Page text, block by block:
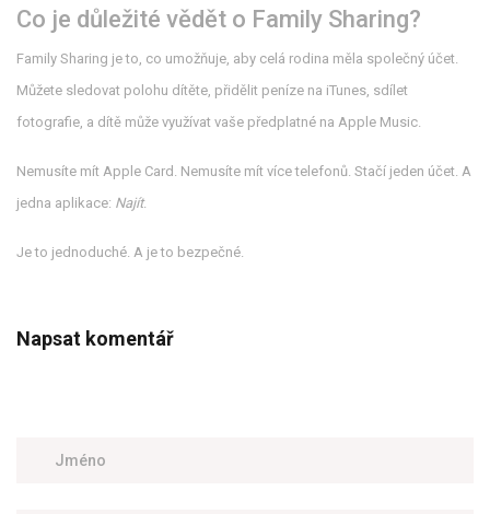
Co je důležité vědět o Family Sharing?
Family Sharing je to, co umožňuje, aby celá rodina měla společný účet.
Můžete sledovat polohu dítěte, přidělit peníze na iTunes, sdílet
fotografie, a dítě může využívat vaše předplatné na Apple Music.
Nemusíte mít Apple Card. Nemusíte mít více telefonů. Stačí jeden účet. A
jedna aplikace: Najít.
Je to jednoduché. A je to bezpečné.
Napsat komentář